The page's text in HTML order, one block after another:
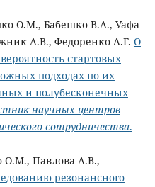
О.М., Бабешко В.А., Уафа
А.В., Федоренко А.Г. О
стартовых
подходах по их
и полубесконечных
научных центров
сотрудничества.
О.М., Павлова А.В.,
резонансного